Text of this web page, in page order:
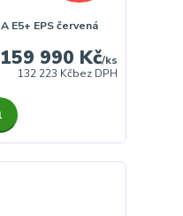
E5+ EPS červená
159 990 Kč/ks
132 223 Kčbez DPH